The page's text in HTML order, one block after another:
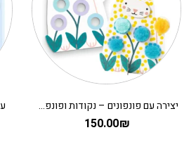
יצירה עם פונפונים – נקודות ופונפונים בדשא DJECO
150.00